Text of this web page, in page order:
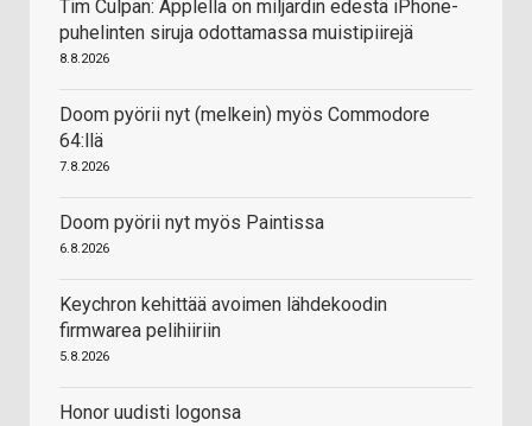
Tim Culpan: Applella on miljardin edestä iPhone-
puhelinten siruja odottamassa muistipiirejä
8.8.2026
Doom pyörii nyt (melkein) myös Commodore
64:llä
7.8.2026
Doom pyörii nyt myös Paintissa
6.8.2026
Keychron kehittää avoimen lähdekoodin
firmwarea pelihiiriin
5.8.2026
Honor uudisti logonsa